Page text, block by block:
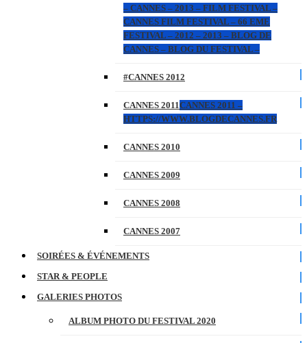
– CANNES – 2013 – FILM FESTIVAL –
CANNES FILM FESTIVAL – 66 EME
FESTIVAL – 2012 – 2013 – BLOG DE
CANNES – BLOG DU FESTIVAL –
#CANNES 2012
CANNES 2011CANNES 2011 –
HTTPS://WWW.BLOGDECANNES.FR
CANNES 2010
CANNES 2009
CANNES 2008
CANNES 2007
SOIRÉES & ÉVÉNEMENTS
STAR & PEOPLE
GALERIES PHOTOS
ALBUM PHOTO DU FESTIVAL 2020